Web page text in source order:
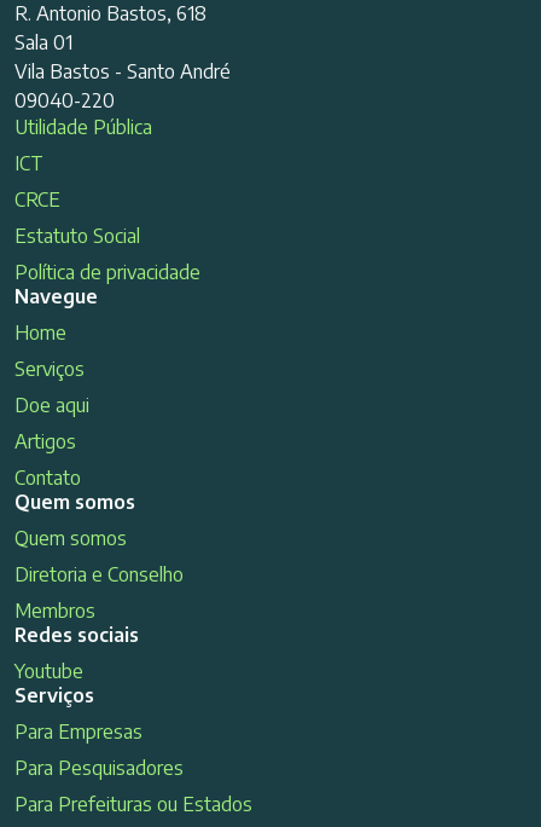
R. Antonio Bastos, 618
Sala 01
Vila Bastos - Santo André
09040-220
Utilidade Pública
ICT
CRCE
Estatuto Social
Política de privacidade
Navegue
Home
Serviços
Doe aqui
Artigos
Contato
Quem somos
Quem somos
Diretoria e Conselho
Membros
Redes sociais
Youtube
Serviços
Para Empresas
Para Pesquisadores
Para Prefeituras ou Estados